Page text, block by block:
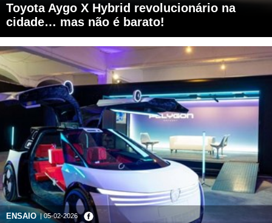
Toyota Aygo X Hybrid revolucionário na
cidade… mas não é barato!
ENSAIO | 05-02-2026